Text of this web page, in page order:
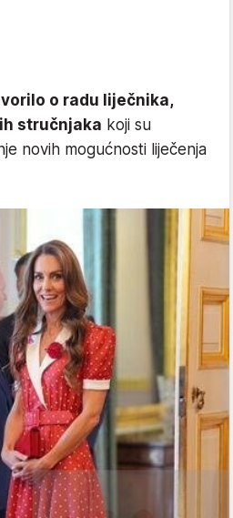
o radu liječnika,
stručnjaka koji su
novih mogućnosti liječenja